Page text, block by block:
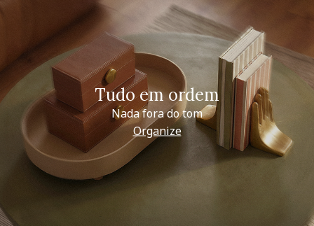
Tudo em ordem
Nada fora do tom
Organize